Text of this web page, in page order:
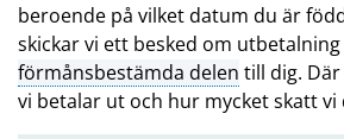
beroende på vilket datum du är
skickar vi ett besked om utbetalning
förmånsbestämda delen till dig.
vi betalar ut och hur mycket skatt vi